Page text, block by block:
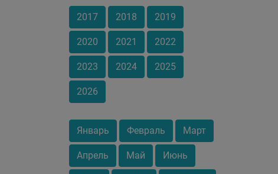
2017 2018 2019
2020 2021 2022
2023 2024 2025
2026
Январь Февраль Март
Апрель Май Июнь